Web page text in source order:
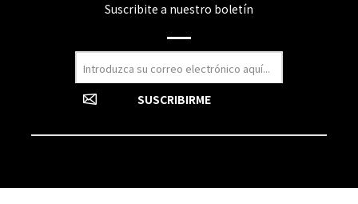
Suscribite a nuestro boletín